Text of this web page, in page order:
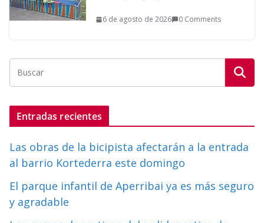
6 de agosto de 2026 0 Comments
Entradas recientes
Las obras de la bicipista afectarán a la entrada
al barrio Kortederra este domingo
El parque infantil de Aperribai ya es más seguro
y agradable